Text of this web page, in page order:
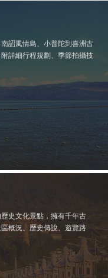
詔風情島、小普陀到喜洲古
詳細行程規劃、季節拍攝技
史文化景點，擁有千年古
概況、歷史傳說、遊覽路